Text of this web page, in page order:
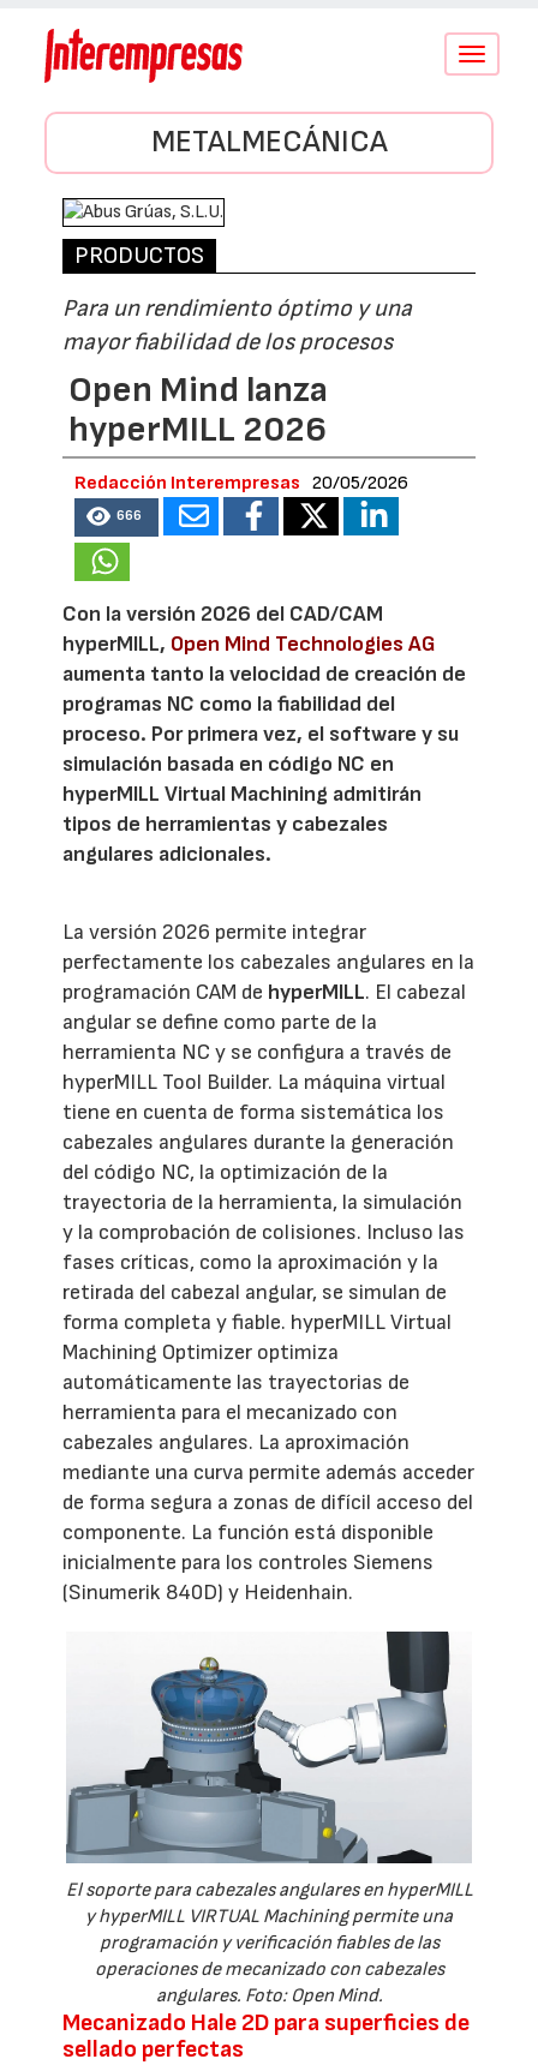
Conmutar
METALMECÁNICA
PRODUCTOS
Para un rendimiento óptimo y una
mayor fiabilidad de los procesos
Open Mind lanza
hyperMILL 2026
Redacción Interempresas 20/05/2026
666
Con la versión 2026 del CAD/CAM
hyperMILL, Open Mind Technologies AG
aumenta tanto la velocidad de creación de
programas NC como la fiabilidad del
proceso. Por primera vez, el software y su
simulación basada en código NC en
hyperMILL Virtual Machining admitirán
tipos de herramientas y cabezales
angulares adicionales.
La versión 2026 permite integrar
perfectamente los cabezales angulares en la
programación CAM de hyperMILL. El cabezal
angular se define como parte de la
herramienta NC y se configura a través de
hyperMILL Tool Builder. La máquina virtual
tiene en cuenta de forma sistemática los
cabezales angulares durante la generación
del código NC, la optimización de la
trayectoria de la herramienta, la simulación
y la comprobación de colisiones. Incluso las
fases críticas, como la aproximación y la
retirada del cabezal angular, se simulan de
forma completa y fiable. hyperMILL Virtual
Machining Optimizer optimiza
automáticamente las trayectorias de
herramienta para el mecanizado con
cabezales angulares. La aproximación
mediante una curva permite además acceder
de forma segura a zonas de difícil acceso del
componente. La función está disponible
inicialmente para los controles Siemens
(Sinumerik 840D) y Heidenhain.
El soporte para cabezales angulares en hyperMILL
y hyperMILL VIRTUAL Machining permite una
programación y verificación fiables de las
operaciones de mecanizado con cabezales
angulares. Foto: Open Mind.
Mecanizado Hale 2D para superficies de
sellado perfectas